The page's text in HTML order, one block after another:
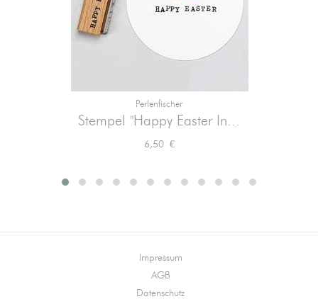
Perlenfischer
Stempel "Happy Easter In...
Preis
6,50 €
Impressum
AGB
Datenschutz